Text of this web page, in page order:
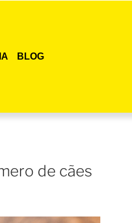
BLOG
de cães